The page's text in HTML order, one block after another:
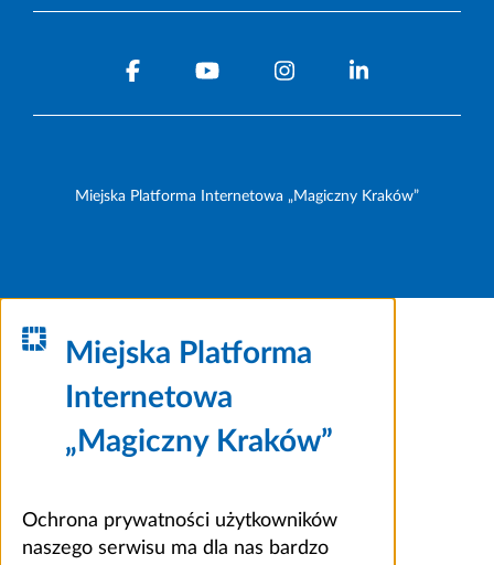
Miejska Platforma Internetowa „Magiczny Kraków”
Miejska Platforma
Internetowa
„Magiczny Kraków”
Ochrona prywatności użytkowników
naszego serwisu ma dla nas bardzo